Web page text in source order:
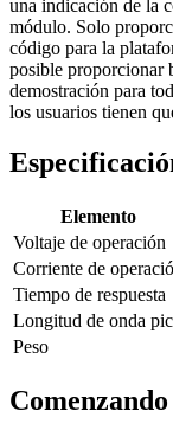
una indicación de la
módulo. Solo
código para la
posible proporcionar
demostración para
los usuarios tienen
Elemento
Voltaje de operación
Corriente de
Tiempo de respuesta
Longitud de onda
Peso
Comenzando